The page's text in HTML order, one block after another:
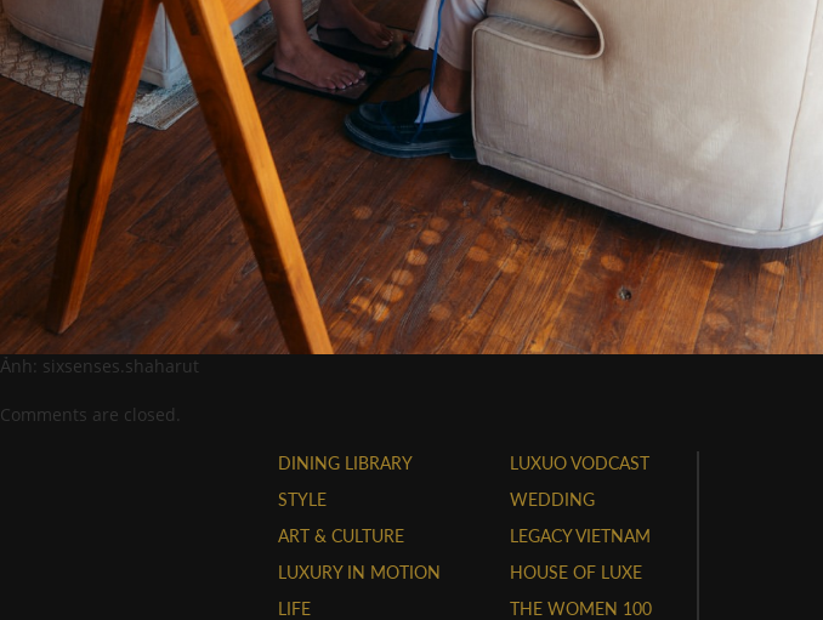
Ảnh: sixsenses.shaharut
Comments are closed.
DINING LIBRARY
STYLE
ART & CULTURE
LUXURY IN MOTION
LIFE
LUXUO VODCAST
WEDDING
LEGACY VIETNAM
HOUSE OF LUXE
THE WOMEN 100